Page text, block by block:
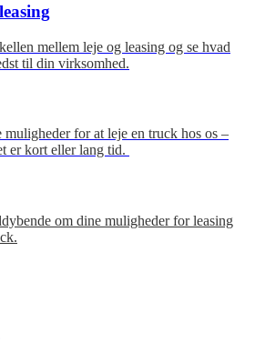
mellem leje og leasing og se hvad
til din virksomhed.
for at leje en truck hos os –
er kort eller lang tid.
om dine muligheder for leasing